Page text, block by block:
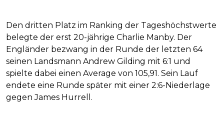
Den dritten Platz im Ranking der Tageshöchstwerte
belegte der erst 20-jährige Charlie Manby. Der
Engländer bezwang in der Runde der letzten 64
seinen Landsmann Andrew Gilding mit 6:1 und
spielte dabei einen Average von 105,91. Sein Lauf
endete eine Runde später mit einer 2:6-Niederlage
gegen James Hurrell.